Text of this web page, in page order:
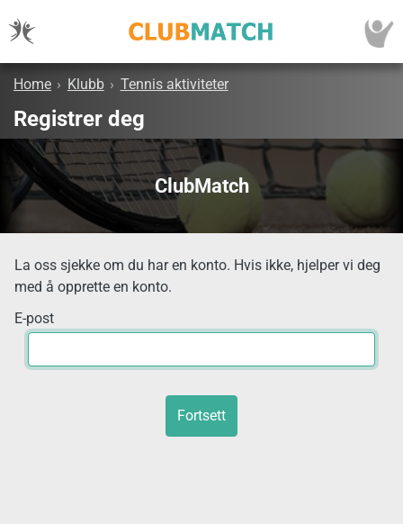
Home › Klubb › Tennis aktiviteter
Registrer deg
ClubMatch
La oss sjekke om du har en konto. Hvis ikke, hjelper vi deg
med å opprette en konto.
E-post
Fortsett